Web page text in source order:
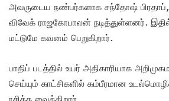
அவருடைய நண்பர்களாக சந்தோஷ் பிரதாப்,
விவேக் ராஜகோபாலன் நடித்துள்ளனர்.
மட்டுமே கவனம் பெறுகிறார்.
பாதிப் படத்தில் உயர் அதிகாரியாக
செய்யும் காட்சிகளில் கம்பீரமான
ரசிக்க வைக்கிறார்.